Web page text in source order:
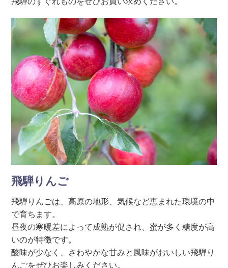
飛騨りんご
飛騨りんごは、高原の地形、気候など恵まれた環境の中
で育ちます。
昼夜の寒暖差によって成熟が促され、蜜が多く糖度が高
いのが特徴です。
酸味が少なく、さわやかな甘みと風味がおいしい飛騨り
んごをぜひお楽しみください。